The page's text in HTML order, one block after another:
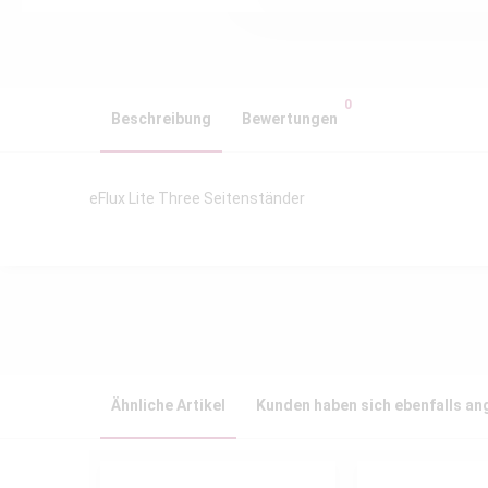
Beschreibung Bewertungen
0
eFlux Lite Three Seitenständer
Ähnliche Artikel Kunden haben sich ebenfalls